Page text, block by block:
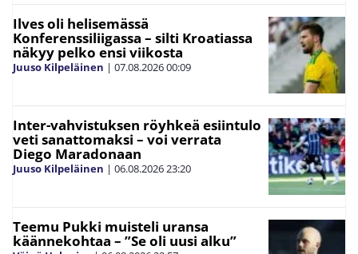
Ilves oli helisemässä
Konferenssiliigassa – silti Kroatiassa
näkyy pelko ensi viikosta
Juuso Kilpeläinen | 07.08.202600:09
Inter-vahvistuksen röyhkeä esiintulo
veti sanattomaksi – voi verrata
Diego Maradonaan
Juuso Kilpeläinen | 06.08.202623:20
Teemu Pukki muisteli uransa
käännekohtaa – ”Se oli uusi alku”